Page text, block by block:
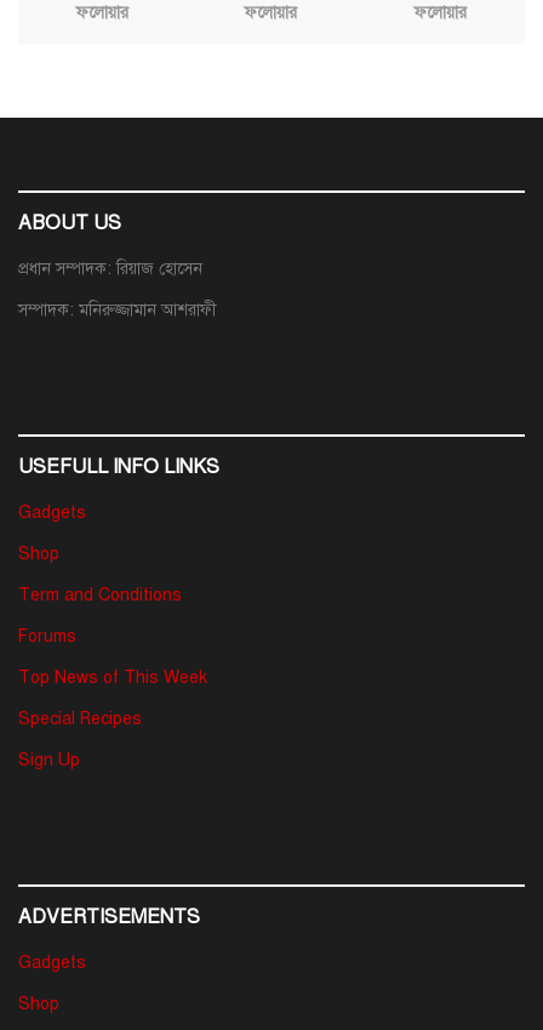
ফলোয়ার ফলোয়ার ফলোয়ার
ABOUT US
প্রধান সম্পাদক: রিয়াজ হোসেন
সম্পাদক: মনিরুজ্জামান আশরাফী
USEFULL INFO LINKS
Gadgets
Shop
Term and Conditions
Forums
Top News of This Week
Special Recipes
Sign Up
ADVERTISEMENTS
Gadgets
Shop